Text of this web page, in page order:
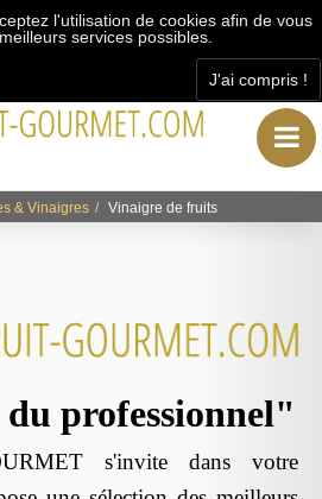
l'utilisation de cookies afin de vous
services possibles.
J'ai compris !
& Vinaigres Vinaigre de fruits
professionnel"
s'invite dans votre